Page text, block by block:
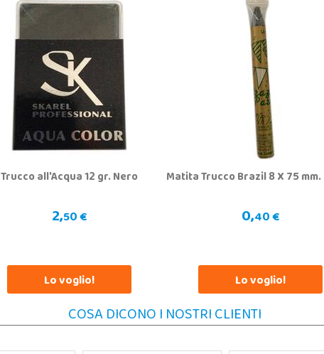
Trucco all'Acqua 12 gr. Nero
2,50 €
Lo voglio!
Matita Trucco Brazil 8 X 75
0,40 €
Lo voglio!
COSA DICONO I NOSTRI CLIENTI